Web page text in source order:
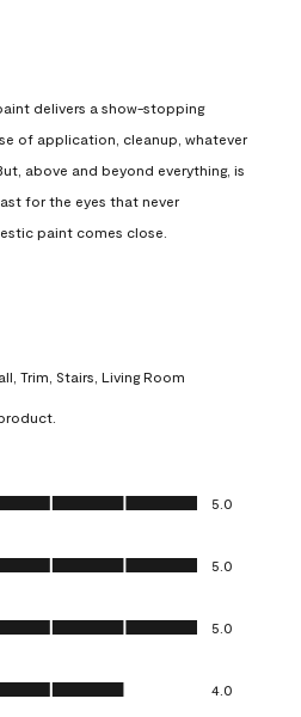
delivers a show-stopping
of application, cleanup, whatever
above and beyond everything, is
for the eyes that never
paint comes close.
Trim, Stairs, Living Room
of 5
5.0
of 5
5.0
of 5
5.0
of 5
4.0